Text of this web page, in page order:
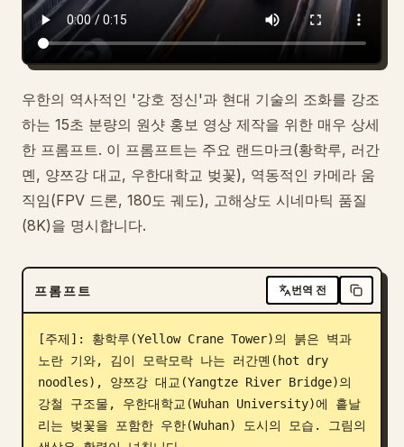
우한의 역사적인 '강호 정신'과 현대 기술의 조화를 강조
하는 15초 분량의 원샷 홍보 영상 제작을 위한 매우 상세
한 프롬프트. 이 프롬프트는 주요 랜드마크(황학루, 러간
몐, 양쯔강 대교, 우한대학교 벚꽃), 역동적인 카메라 움
직임(FPV 드론, 180도 궤도), 고해상도 시네마틱 품질
(8K)을 명시합니다.
프롬프트 번역 전
[주제]: 황학루(Yellow Crane Tower)의 붉은 벽과
노란 기와, 김이 모락모락 나는 러간몐(hot dry
noodles), 양쯔강 대교(Yangtze River Bridge)의
강철 구조물, 우한대학교(Wuhan University)에 흩날
리는 벚꽃을 포함한 우한(Wuhan) 도시의 모습. 그림의